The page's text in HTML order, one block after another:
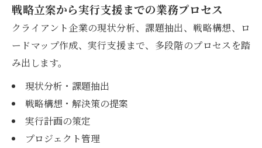
戦略立案から実行支援までの業務プロセス
クライアント企業の現状分析、課題抽出、戦略構想、ロ
ードマップ作成、実行支援まで、多段階のプロセスを踏
み出します。
現状分析・課題抽出
戦略構想・解決策の提案
実行計画の策定
プロジェクト管理